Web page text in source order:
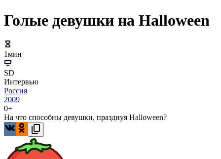
Голые девушки на Halloween
1мин
SD
Интервью
Россия
2009
0+
На что способны девушки, празднуя Halloween?